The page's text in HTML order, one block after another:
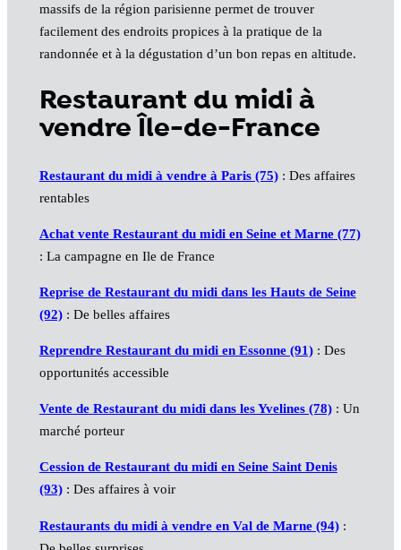
massifs de la région parisienne permet de trouver
facilement des endroits propices à la pratique de la
randonnée et à la dégustation d’un bon repas en altitude.
Restaurant du midi à
vendre Île-de-France
Restaurant du midi à vendre à Paris (75): Des affaires
rentables
Achat vente Restaurant du midi en Seine et Marne (77)
: La campagne en Ile de France
Reprise de Restaurant du midi dans les Hauts de Seine
(92): De belles affaires
Reprendre Restaurant du midi en Essonne (91): Des
opportunités accessible
Vente de Restaurant du midi dans les Yvelines (78): Un
marché porteur
Cession de Restaurant du midi en Seine Saint Denis
(93): Des affaires à voir
Restaurants du midi à vendre en Val de Marne (94):